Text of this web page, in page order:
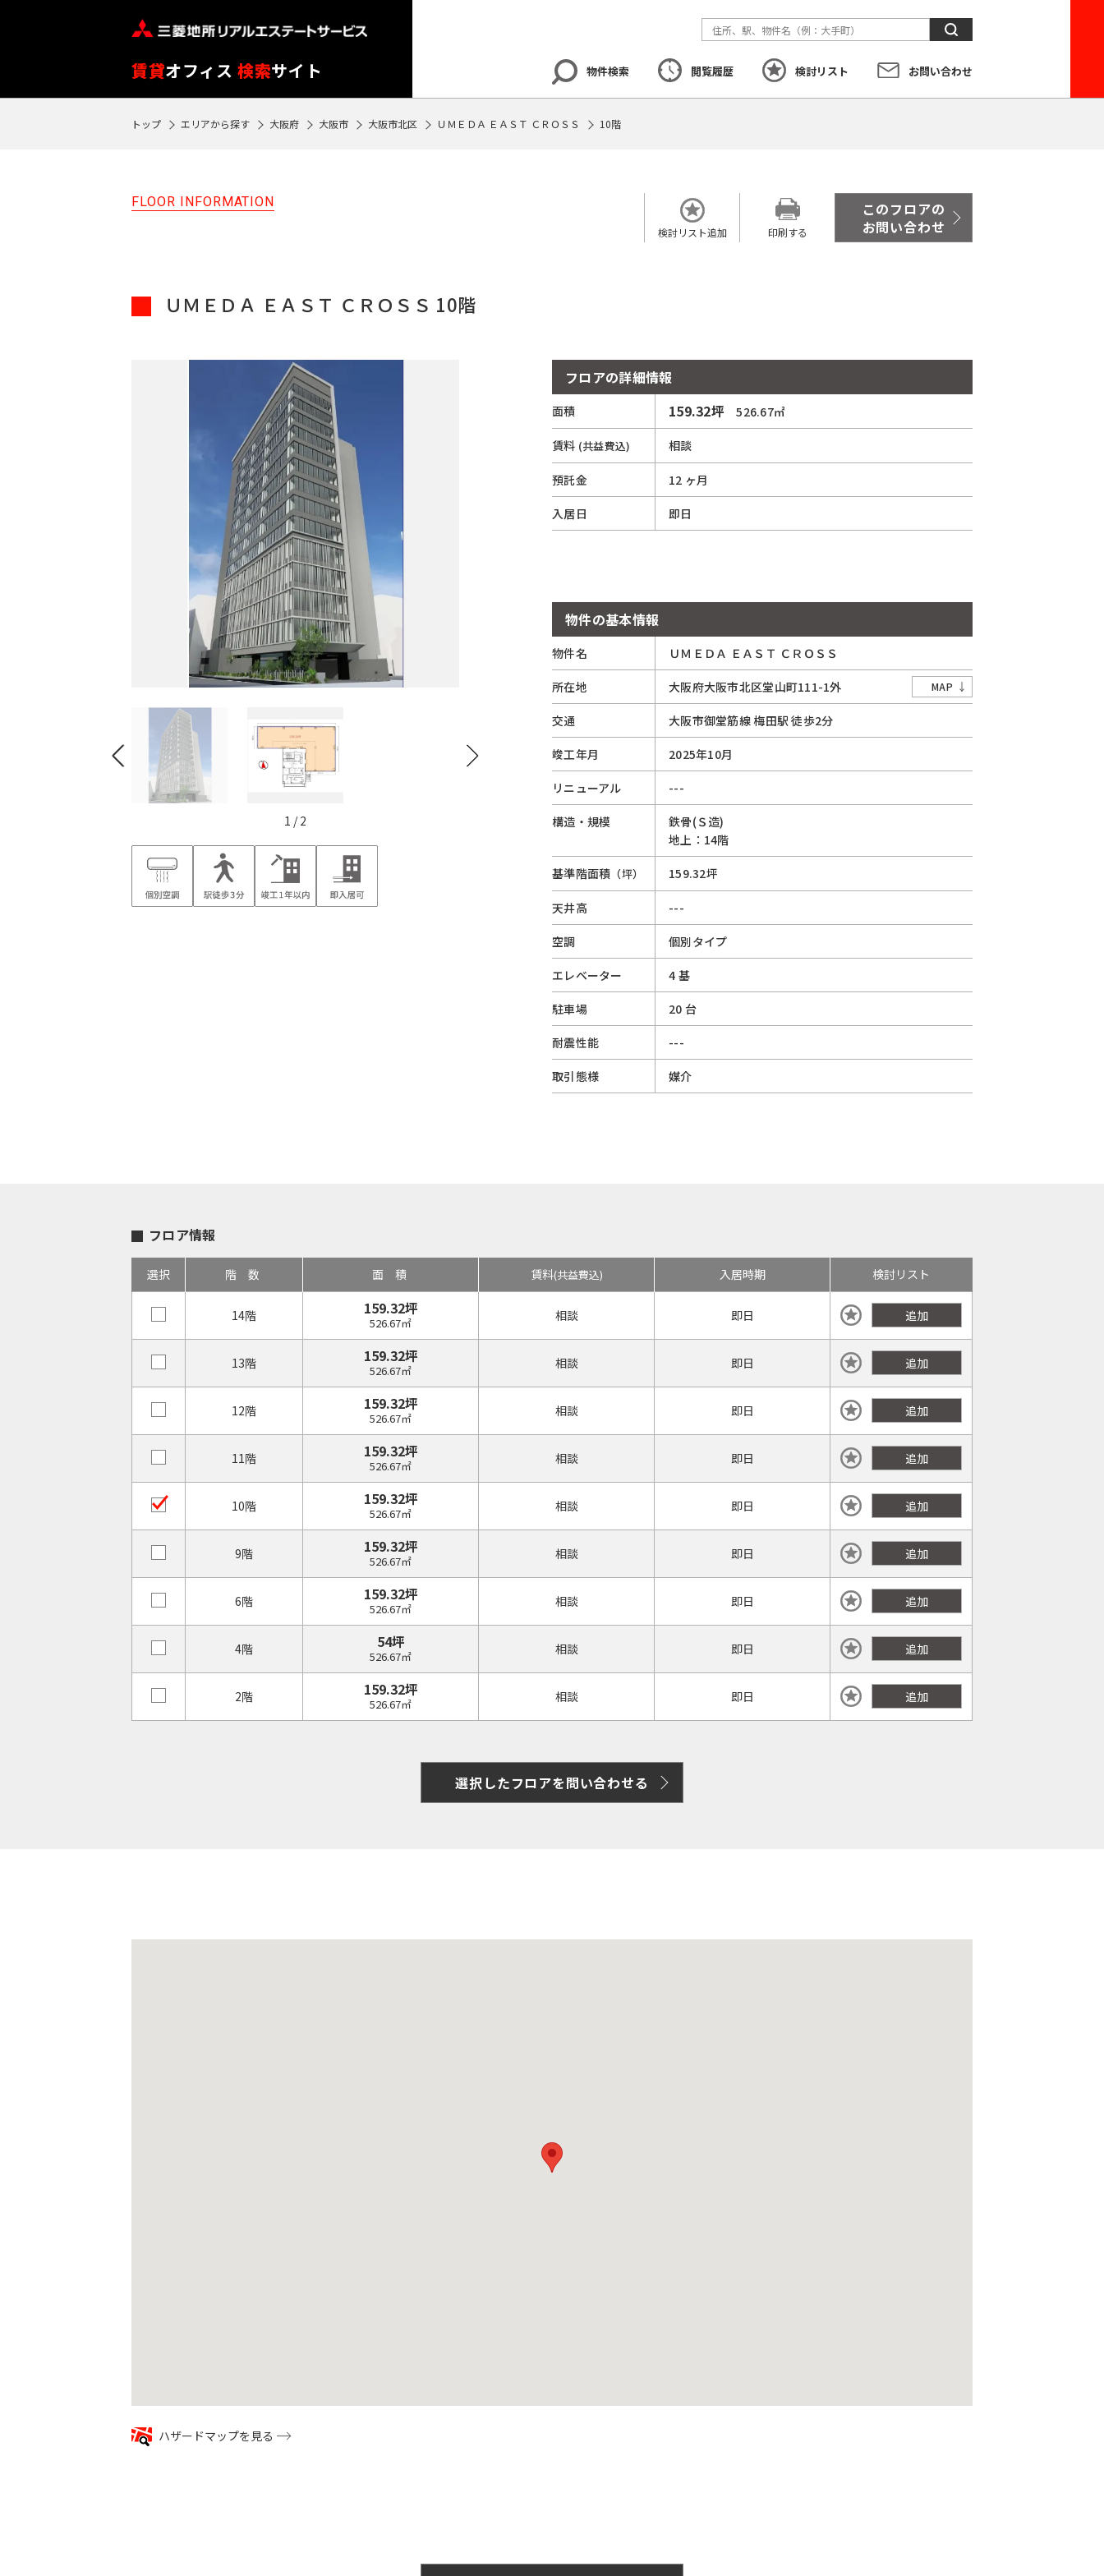
賃貸オフィス検索サイト
検
索
物件検索 閲覧履歴 検討リスト お問い合わせ
SEARCH
トップ エリアから探す 大阪府 大阪市 大阪市北区 ＵＭＥＤＡ ＥＡＳＴ ＣＲＯＳＳ 10階
FLOOR INFORMATION
検討リスト追加 印刷する
このフロアの
お問い合わせ
ＵＭＥＤＡ ＥＡＳＴ ＣＲＯＳＳ 10階
フロアの詳細情報
面積 159.32坪 526.67㎡
賃料 (共益費込) 相談
預託金 12 ヶ月
入居日 即日
物件の基本情報
物件名 ＵＭＥＤＡ ＥＡＳＴ ＣＲＯＳＳ
所在地 大阪府大阪市北区堂山町111-1外 MAP
交通 大阪市御堂筋線梅田駅徒歩2分
竣工年月 2025年10月
リニューアル ---
構造・規模
鉄骨(Ｓ造)
地上：14階
基準階面積 （坪） 159.32坪
天井高 ---
空調 個別タイプ
エレベーター 4 基
駐車場 20 台
耐震性能 ---
取引態様 媒介
1 /2
フロア情報
選択 階数 面積 賃料(共益費込) 入居時期 検討リスト
14階 159.32坪
526.67㎡ 相談 即日 追加
13階 159.32坪
526.67㎡ 相談 即日 追加
12階 159.32坪
526.67㎡ 相談 即日 追加
11階 159.32坪
526.67㎡ 相談 即日 追加
10階 159.32坪
526.67㎡ 相談 即日 追加
9階 159.32坪
526.67㎡ 相談 即日 追加
6階 159.32坪
526.67㎡ 相談 即日 追加
4階 54坪
526.67㎡ 相談 即日 追加
2階 159.32坪
526.67㎡ 相談 即日 追加
選択したフロアを問い合わせる
ハザードマップを見る
閲
覧
が